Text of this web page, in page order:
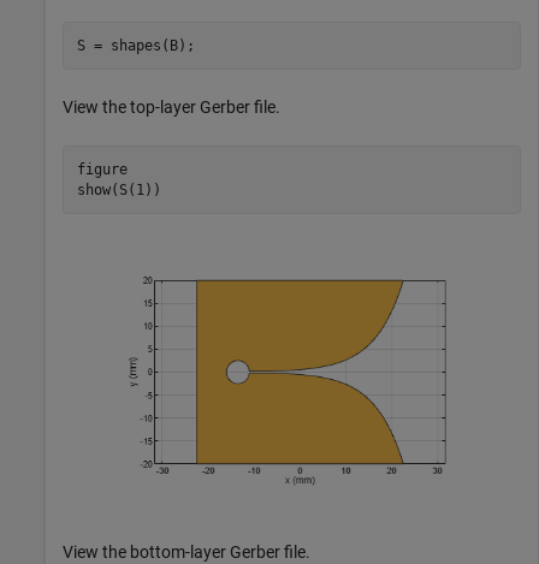
S = shapes(B);
View the top-layer Gerber file.
figure
show(S(1))
View the bottom-layer Gerber file.